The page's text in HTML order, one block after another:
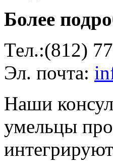
Более
Тел.:(812)
Эл. почта:
Наши
умельцы